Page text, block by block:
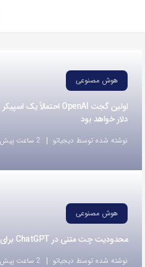
استفاده
روش‌های
زیر
این
دوستان
خود
هوش مصنوعی
دلار خواهد بود
نوشته شده توسط دیجیاتو 2 ساعت پیش
هوش مصنوعی
محدودیت چت متنی در ChatGPT برای کاربران رایگان حذف شد
نوشته شده توسط دیجیاتو 2 ساعت پیش